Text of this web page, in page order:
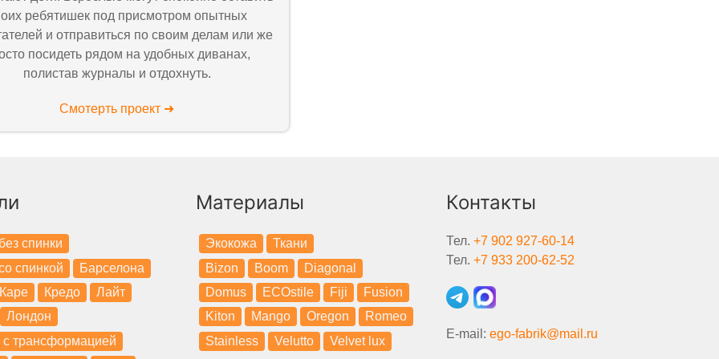
ребятишек под присмотром опытных
и отправиться по своим делам или же
посидеть рядом на удобных диванах,
полистав журналы и отдохнуть.
Смотерть проект ➜
спинки
спинкой
Барселона
Кредо
Лайт
Лондон
трансформацией
Материалы
Экокожа
Ткани
Bizon
Boom
Diagonal
Domus
ECOstile Fiji
Fusion
Kiton
Mango Oregon
Romeo
Stainless
Velutto Velvet lux
Контакты
Тел.+7 902 927-60-14
Тел.+7 933 200-62-52
E-mail:ego-fabrik@mail.ru